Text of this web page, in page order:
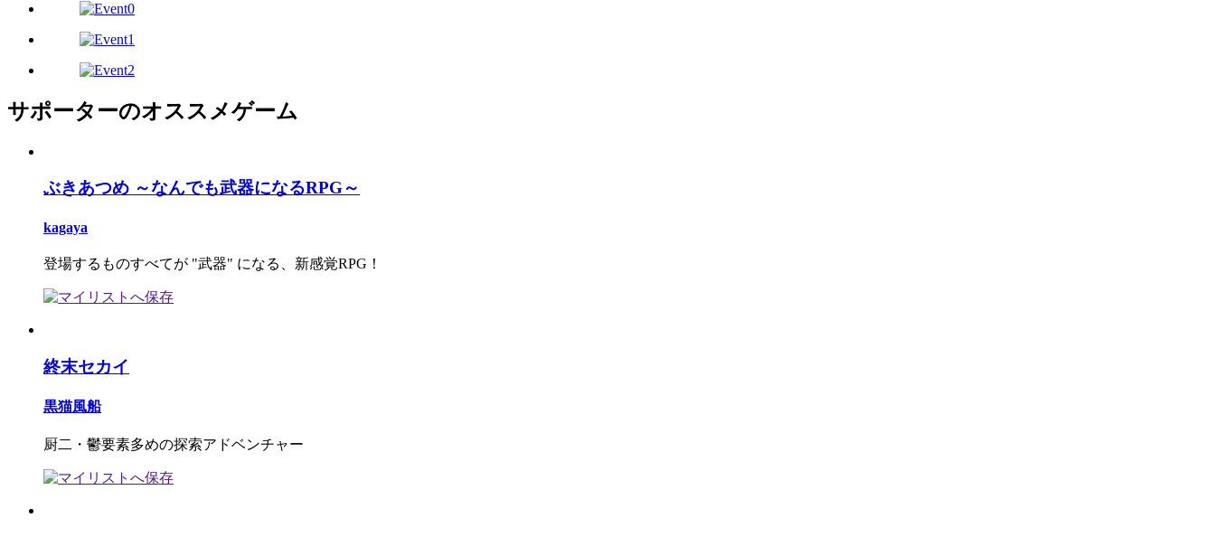
サポーターのオススメゲーム
ぶきあつめ ～なんでも武器になるRPG～
kagaya
登場するものすべてが "武器" になる、新感覚RPG！
終末セカイ
黒猫風船
厨二・鬱要素多めの探索アドベンチャー